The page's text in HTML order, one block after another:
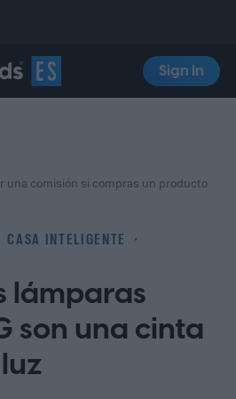
Español
Sign In
CASA INTELIGENTE
una comisión si compras un producto
lámparas
son una cinta